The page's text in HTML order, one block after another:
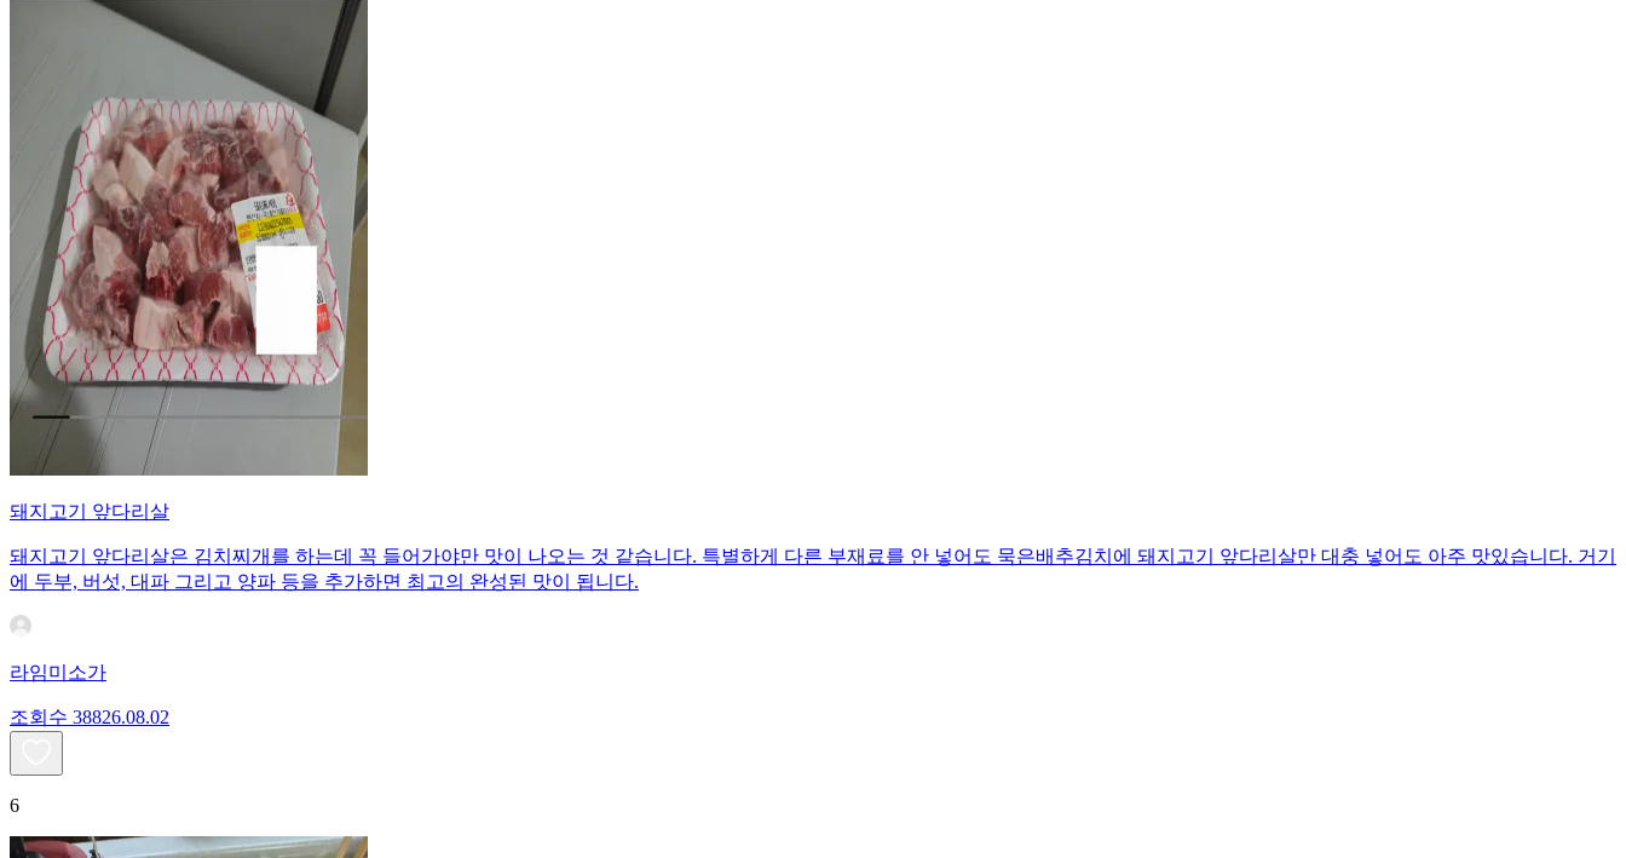
돼지고기 앞다리살
돼지고기 앞다리살은 김치찌개를 하는데 꼭 들어가야만 맛이 나오는 것 같습니다. 특별하게 다른 부재료를 안 넣어도 묵은배추김치에 돼지고기 앞다리살만 대충 넣어도 아주 맛있습니다. 거기
에 두부, 버섯, 대파 그리고 양파 등을 추가하면 최고의 완성된 맛이 됩니다.
라임미소가
조회수 38826.08.02
6